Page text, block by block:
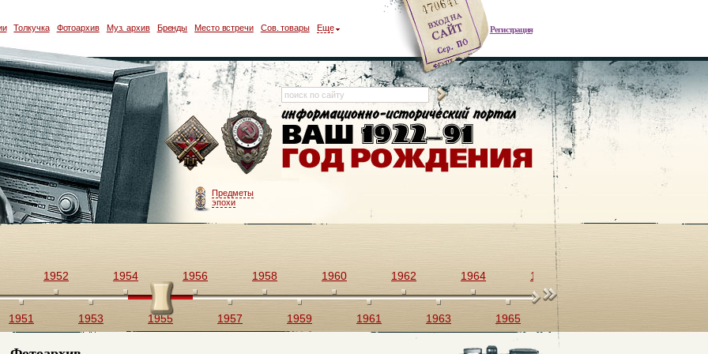
Регистрация
Толкучка Фотоархив Муз. архив Бренды Место встречи Сов. товары Еще
Предметы
эпохи
1951
1952
1953
1954
1955
1956
1957
1958
1959
1960
1961
1962
1963
1964
1965
1966